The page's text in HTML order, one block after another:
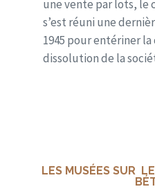
une vente par lots, le
s’est réuni une
1945 pour entériner
dissolution de la
LES MUSÉES SUR